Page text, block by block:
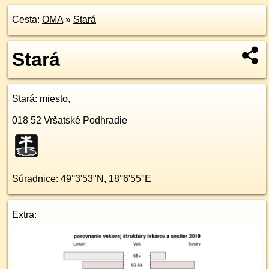
Cesta: OMA» Stará
Stará
Stará: miesto,
018 52 Vršatské Podhradie
Súradnice: 49°3'53"N , 18°6'55"E
Extra: